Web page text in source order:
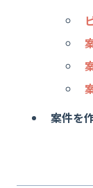
案件を